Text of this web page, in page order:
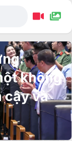
không
cậy và